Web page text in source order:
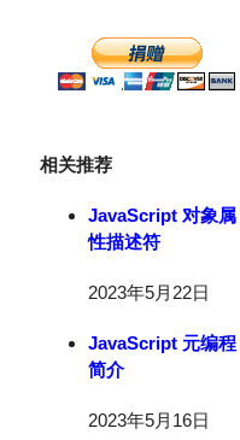
相关推荐
JavaScript 对象属
性描述符
2023年5月22日
JavaScript 元编程
简介
2023年5月16日